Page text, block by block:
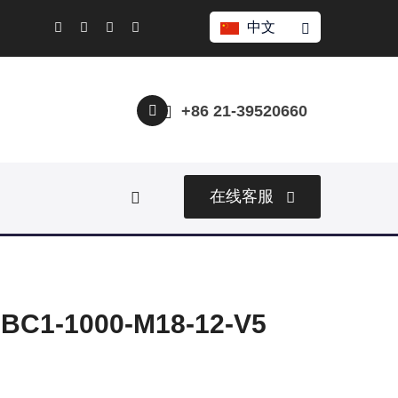
中文
+86 21-39520660
在线客服
1000-M18-12-V5